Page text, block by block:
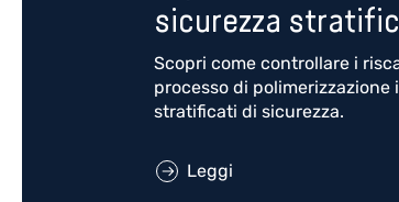
sicurezza
Scopri come controllare i
processo di
stratificati di sicurezza.
Leggi